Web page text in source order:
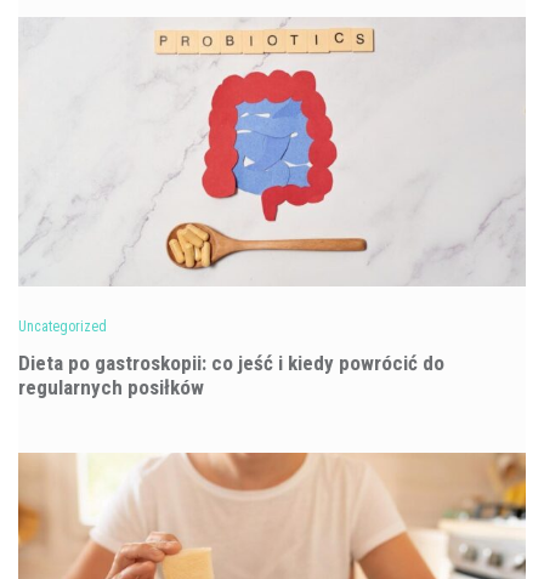
Uncategorized
Dieta po gastroskopii: co jeść i kiedy powrócić do
regularnych posiłków